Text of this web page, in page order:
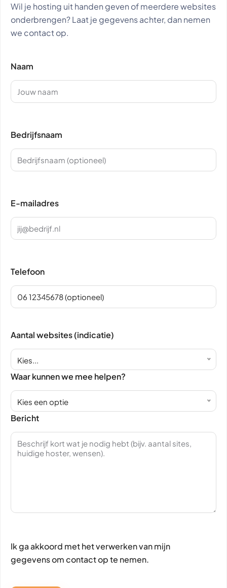
Wil je hosting uit handen geven of meerdere websites
onderbrengen? Laat je gegevens achter, dan nemen
we contact op.
Naam
Bedrijfsnaam
E-mailadres
Telefoon
Aantal websites (indicatie)
Kies...
Waar kunnen we mee helpen?
Kies een optie
Bericht
Ik ga akkoord met het verwerken van mijn
gegevens om contact op te nemen.